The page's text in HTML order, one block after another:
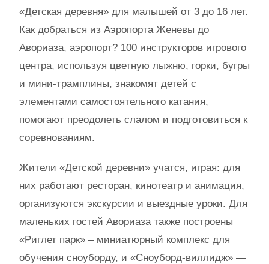
«Детская деревня» для малышей от 3 до 16 лет.
Как добраться из Аэропорта Женевы до
Авориаза, аэропорт? 100 инструкторов игрового
центра, используя цветную лыжню, горки, бугры
и мини-трамплины, знакомят детей с
элементами самостоятельного катания,
помогают преодолеть слалом и подготовиться к
соревнованиям.
Жители «Детской деревни» учатся, играя: для
них работают ресторан, кинотеатр и анимация,
организуются экскурсии и выездные уроки. Для
маленьких гостей Авориаза также построены
«Риглет парк» – миниатюрный комплекс для
обучения сноуборду, и «Сноуборд-виллидж» —